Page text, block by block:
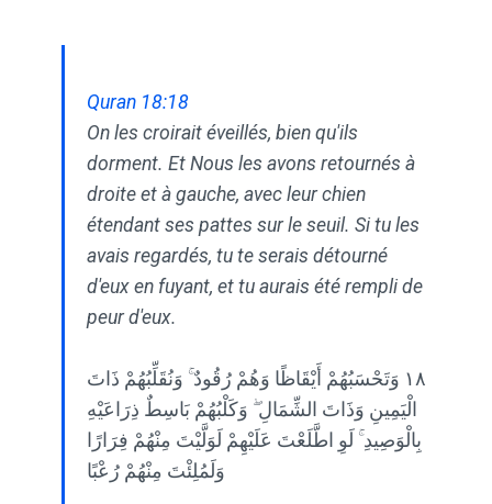
Quran 18:18
On les croirait éveillés, bien qu'ils
dorment. Et Nous les avons retournés à
droite et à gauche, avec leur chien
étendant ses pattes sur le seuil. Si tu les
avais regardés, tu te serais détourné
d'eux en fuyant, et tu aurais été rempli de
peur d'eux.
١٨ وَتَحْسَبُهُمْ أَيْقَاظًا وَهُمْ رُقُودٌ ۚ وَنُقَلِّبُهُمْ ذَاتَ
الْيَمِينِ وَذَاتَ الشِّمَالِ ۖ وَكَلْبُهُمْ بَاسِطٌ ذِرَاعَيْهِ
بِالْوَصِيدِ ۚ لَوِ اطَّلَعْتَ عَلَيْهِمْ لَوَلَّيْتَ مِنْهُمْ فِرَارًا
وَلَمُلِئْتَ مِنْهُمْ رُعْبًا